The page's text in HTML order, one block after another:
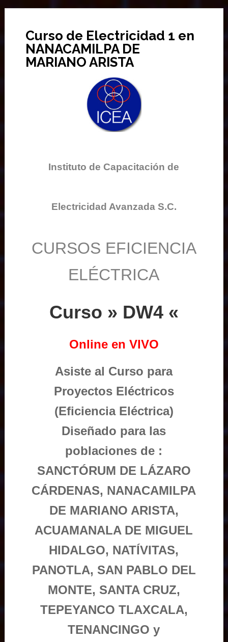
Curso de Electricidad 1 en
NANACAMILPA DE
MARIANO ARISTA
Instituto de Capacitación de
Electricidad Avanzada S.C.
CURSOS EFICIENCIA
ELÉCTRICA
Curso » DW4 «
Online en VIVO
Asiste al Curso para
Proyectos Eléctricos
(Eficiencia Eléctrica)
Diseñado para las
poblaciones de :
SANCTÓRUM DE LÁZARO
CÁRDENAS, NANACAMILPA
DE MARIANO ARISTA,
ACUAMANALA DE MIGUEL
HIDALGO, NATÍVITAS,
PANOTLA, SAN PABLO DEL
MONTE, SANTA CRUZ,
TEPEYANCO TLAXCALA,
TENANCINGO y